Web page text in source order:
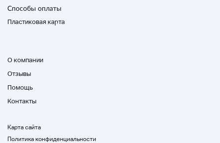
Способы оплаты
Пластиковая карта
О компании
Отзывы
Помощь
Контакты
Карта сайта
Политика конфиденциальности